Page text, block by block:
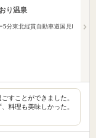
り温泉
5分東北縦貫自動車道国見I
すことができました。
料理も美味しかった。